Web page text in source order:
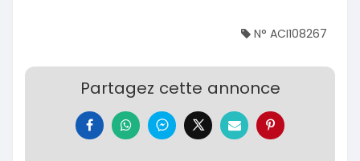
N° ACI108267
Partagez cette annonce